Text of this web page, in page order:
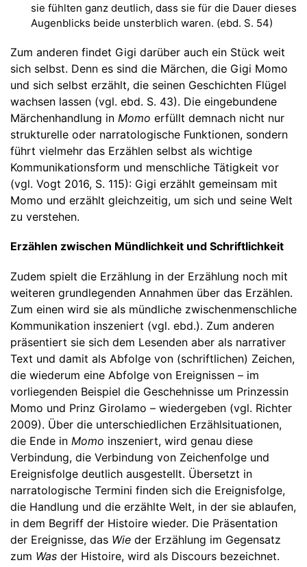
sie fühlten ganz deutlich, dass sie für die Dauer dieses
Augenblicks beide unsterblich waren. (ebd. S. 54)
Zum anderen findet Gigi darüber auch ein Stück weit
sich selbst. Denn es sind die Märchen, die Gigi Momo
und sich selbst erzählt, die seinen Geschichten Flügel
wachsen lassen (vgl. ebd. S. 43). Die eingebundene
Märchenhandlung in Momo erfüllt demnach nicht nur
strukturelle oder narratologische Funktionen, sondern
führt vielmehr das Erzählen selbst als wichtige
Kommunikationsform und menschliche Tätigkeit vor
(vgl. Vogt 2016, S. 115): Gigi erzählt gemeinsam mit
Momo und erzählt gleichzeitig, um sich und seine Welt
zu verstehen.
Erzählen zwischen Mündlichkeit und Schriftlichkeit
Zudem spielt die Erzählung in der Erzählung noch mit
weiteren grundlegenden Annahmen über das Erzählen.
Zum einen wird sie als mündliche zwischenmenschliche
Kommunikation inszeniert (vgl. ebd.). Zum anderen
präsentiert sie sich dem Lesenden aber als narrativer
Text und damit als Abfolge von (schriftlichen) Zeichen,
die wiederum eine Abfolge von Ereignissen – im
vorliegenden Beispiel die Geschehnisse um Prinzessin
Momo und Prinz Girolamo – wiedergeben (vgl. Richter
2009). Über die unterschiedlichen Erzählsituationen,
die Ende in Momo inszeniert, wird genau diese
Verbindung, die Verbindung von Zeichenfolge und
Ereignisfolge deutlich ausgestellt. Übersetzt in
narratologische Termini finden sich die Ereignisfolge,
die Handlung und die erzählte Welt, in der sie ablaufen,
in dem Begriff der Histoire wieder. Die Präsentation
der Ereignisse, das Wie der Erzählung im Gegensatz
zum Was der Histoire, wird als Discours bezeichnet.